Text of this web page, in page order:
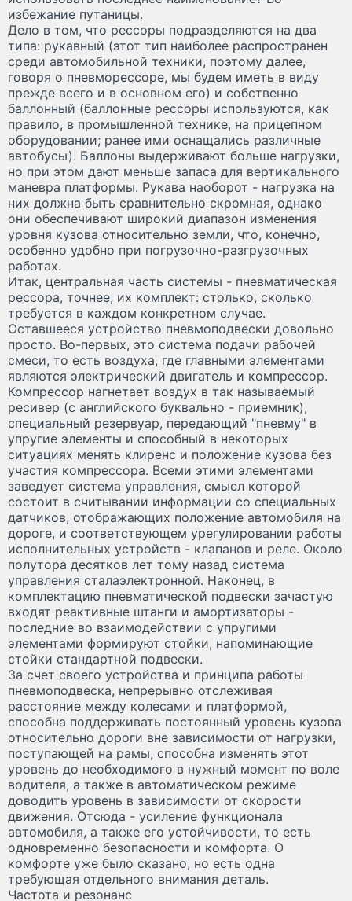
избежание путаницы.
Дело в том, что рессоры подразделяются на два
типа: рукавный (этот тип наиболее распространен
среди автомобильной техники, поэтому далее,
говоря о пневморессоре, мы будем иметь в виду
прежде всего и в основном его) и собственно
баллонный (баллонные рессоры используются, как
правило, в промышленной технике, на прицепном
оборудовании; ранее ими оснащались различные
автобусы). Баллоны выдерживают больше нагрузки,
но при этом дают меньше запаса для вертикального
маневра платформы. Рукава наоборот - нагрузка на
них должна быть сравнительно скромная, однако
они обеспечивают широкий диапазон изменения
уровня кузова относительно земли, что, конечно,
особенно удобно при погрузочно-разгрузочных
работах.
Итак, центральная часть системы - пневматическая
рессора, точнее, их комплект: столько, сколько
требуется в каждом конкретном случае.
Оставшееся устройство пневмоподвески довольно
просто. Во-первых, это система подачи рабочей
смеси, то есть воздуха, где главными элементами
являются электрический двигатель и компрессор.
Компрессор нагнетает воздух в так называемый
ресивер (с английского буквально - приемник),
специальный резервуар, передающий "пневму" в
упругие элементы и способный в некоторых
ситуациях менять клиренс и положение кузова без
участия компрессора. Всеми этими элементами
заведует система управления, смысл которой
состоит в считывании информации со специальных
датчиков, отображающих положение автомобиля на
дороге, и соответствующем урегулировании работы
исполнительных устройств - клапанов и реле. Около
полутора десятков лет тому назад система
управления сталаэлектронной. Наконец, в
комплектацию пневматической подвески зачастую
входят реактивные штанги и амортизаторы -
последние во взаимодействии с упругими
элементами формируют стойки, напоминающие
стойки стандартной подвески.
За счет своего устройства и принципа работы
пневмоподвеска, непрерывно отслеживая
расстояние между колесами и платформой,
способна поддерживать постоянный уровень кузова
относительно дороги вне зависимости от нагрузки,
поступающей на рамы, способна изменять этот
уровень до необходимого в нужный момент по воле
водителя, а также в автоматическом режиме
доводить уровень в зависимости от скорости
движения. Отсюда - усиление функционала
автомобиля, а также его устойчивости, то есть
одновременно безопасности и комфорта. О
комфорте уже было сказано, но есть одна
требующая отдельного внимания деталь.
Частота и резонанс